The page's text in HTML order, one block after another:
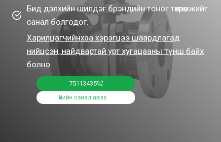
Бид дэлхийн шилдэг брэндийн тоног төхөөрөмжийг
санал болгодог.
Харилцагчийнхаа хэрэгцээ шаардлагад
нийцсэн, найдвартай урт хугацааны түнш байх
болно.
75113435
Үнийн санал авах